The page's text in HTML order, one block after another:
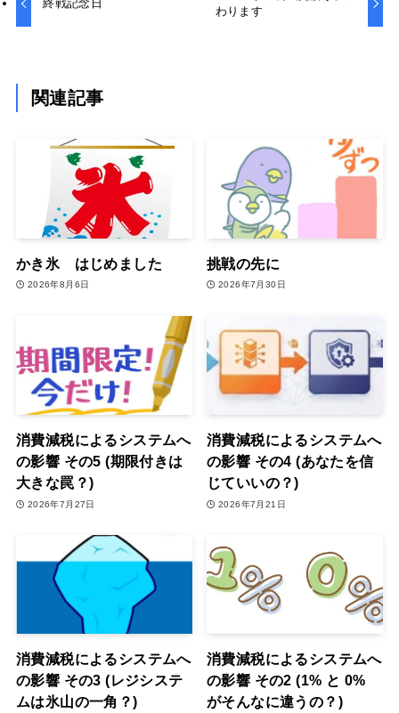
終戦記念日
わります
関連記事
かき氷 はじめました
2026年8月6日
挑戦の先に
2026年7月30日
消費減税によるシステムへ
の影響 その5 (期限付きは
大きな罠？)
2026年7月27日
消費減税によるシステムへ
の影響 その4 (あなたを信
じていいの？)
2026年7月21日
消費減税によるシステムへ
の影響 その3 (レジシステ
ムは氷山の一角？)
消費減税によるシステムへ
の影響 その2 (1% と 0%
がそんなに違うの？)